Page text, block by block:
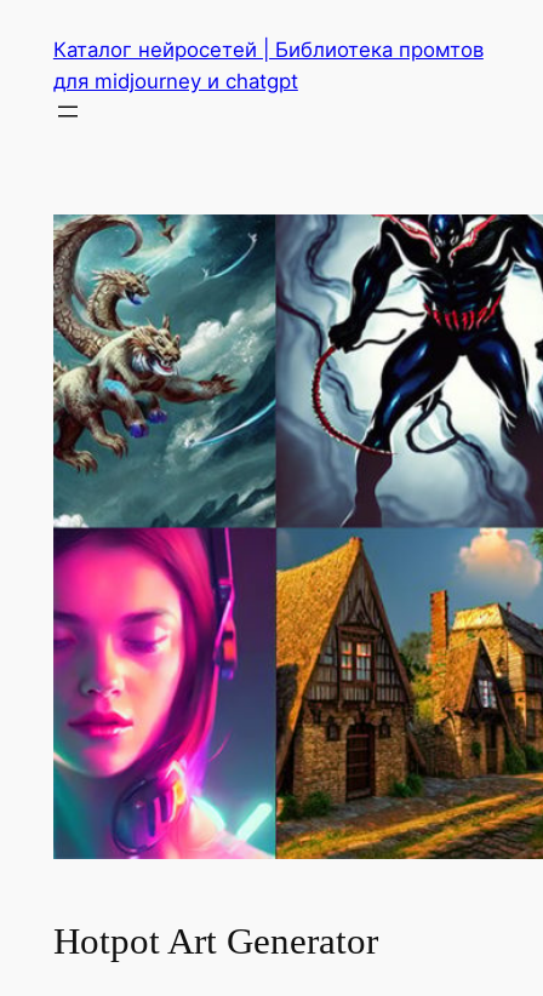
содержимому
Каталог нейросетей | Библиотека промтов
для midjourney и chatgpt
Hotpot Art Generator